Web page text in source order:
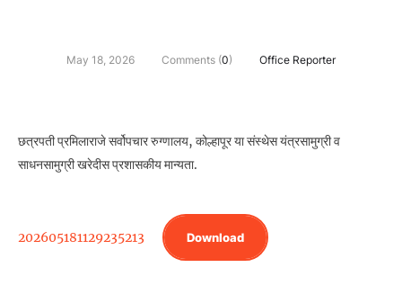
May 18, 2026 Comments (0) Office Reporter
छत्रपती प्रमिलाराजे सर्वोपचार रुग्णालय, कोल्हापूर या संस्थेस यंत्रसामुग्री व
साधनसामुग्री खरेदीस प्रशासकीय मान्यता.
202605181129235213 Download